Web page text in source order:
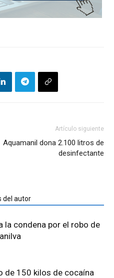
Artículo siguiente
Aquamanil dona 2.100 litros de
desinfectante
del autor
la condena por el robo de
de 150 kilos de cocaína